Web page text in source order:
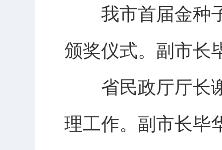
我市首届金种子
颁奖仪式。副市长
省民政厅厅长谢
理工作。副市长毕